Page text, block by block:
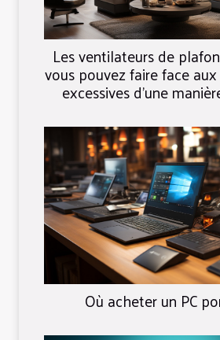
Les ventilateurs de
vous pouvez faire face
excessives d'une
Où acheter un PC